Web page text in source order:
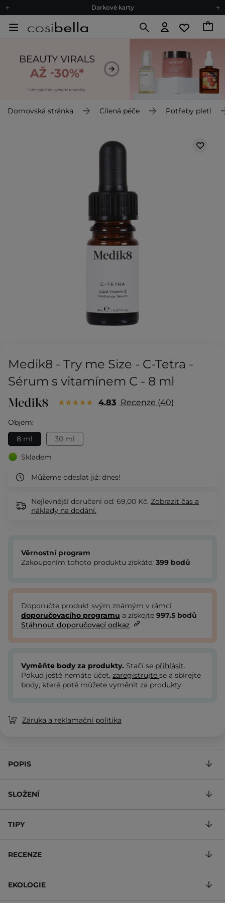
Darkové karty
Darkové karty
Domovská stránka Cílená péče Potřeby pleti
Medik8 - Try me Size - C-Tetra -
Sérum s vitamínem C - 8 ml
4.83 Recenze 40
Objem:
8 ml
30 ml
Skladem
Můžeme odeslat již: dnes!
Nejlevnější doručení od: 69,00 Kč. Zobrazit čas a
náklady na dodání.
Věrnostní program
Zakoupením tohoto produktu získáte: 399 bodů
Doporučte produkt svým známým v rámci
doporučovacího programu a získejte 997.5 bodů
Stáhnout doporučovací odkaz
Vyměňte body za produkty. Stačí se přihlásit.
Pokud ještě nemáte účet, zaregistrujte se a sbírejte
body, které poté můžete vyměnit za produkty.
Záruka a reklamační politika
POPIS
SLOŽENÍ
TIPY
RECENZE
EKOLOGIE